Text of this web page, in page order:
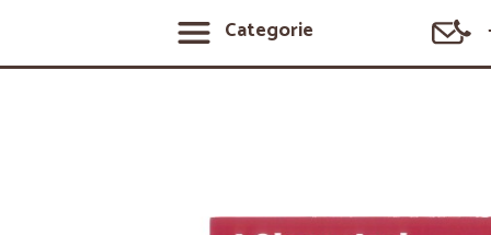
Categorie